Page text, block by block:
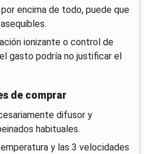
encima de todo, puede que
ionizante o control de
gasto podría no justificar el
de comprar
difusor y
habituales.
y las 3 velocidades